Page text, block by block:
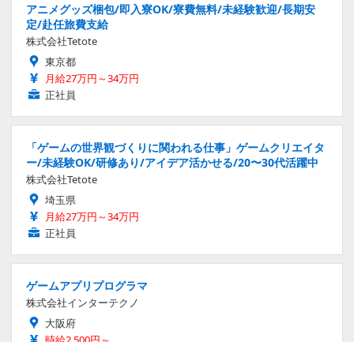
アニメグッズ梱包/即入寮OK/寮費無料/未経験歓迎/長期安
定/赴任旅費支給
株式会社Tetote
東京都
月給27万円～34万円
正社員
「ゲームの世界観づくりに関われる仕事」ゲームクリエイタ
ー/未経験OK/研修あり/アイデア活かせる/20〜30代活躍中
株式会社Tetote
埼玉県
月給27万円～34万円
正社員
ゲームアプリプログラマ
株式会社インターテクノ
大阪府